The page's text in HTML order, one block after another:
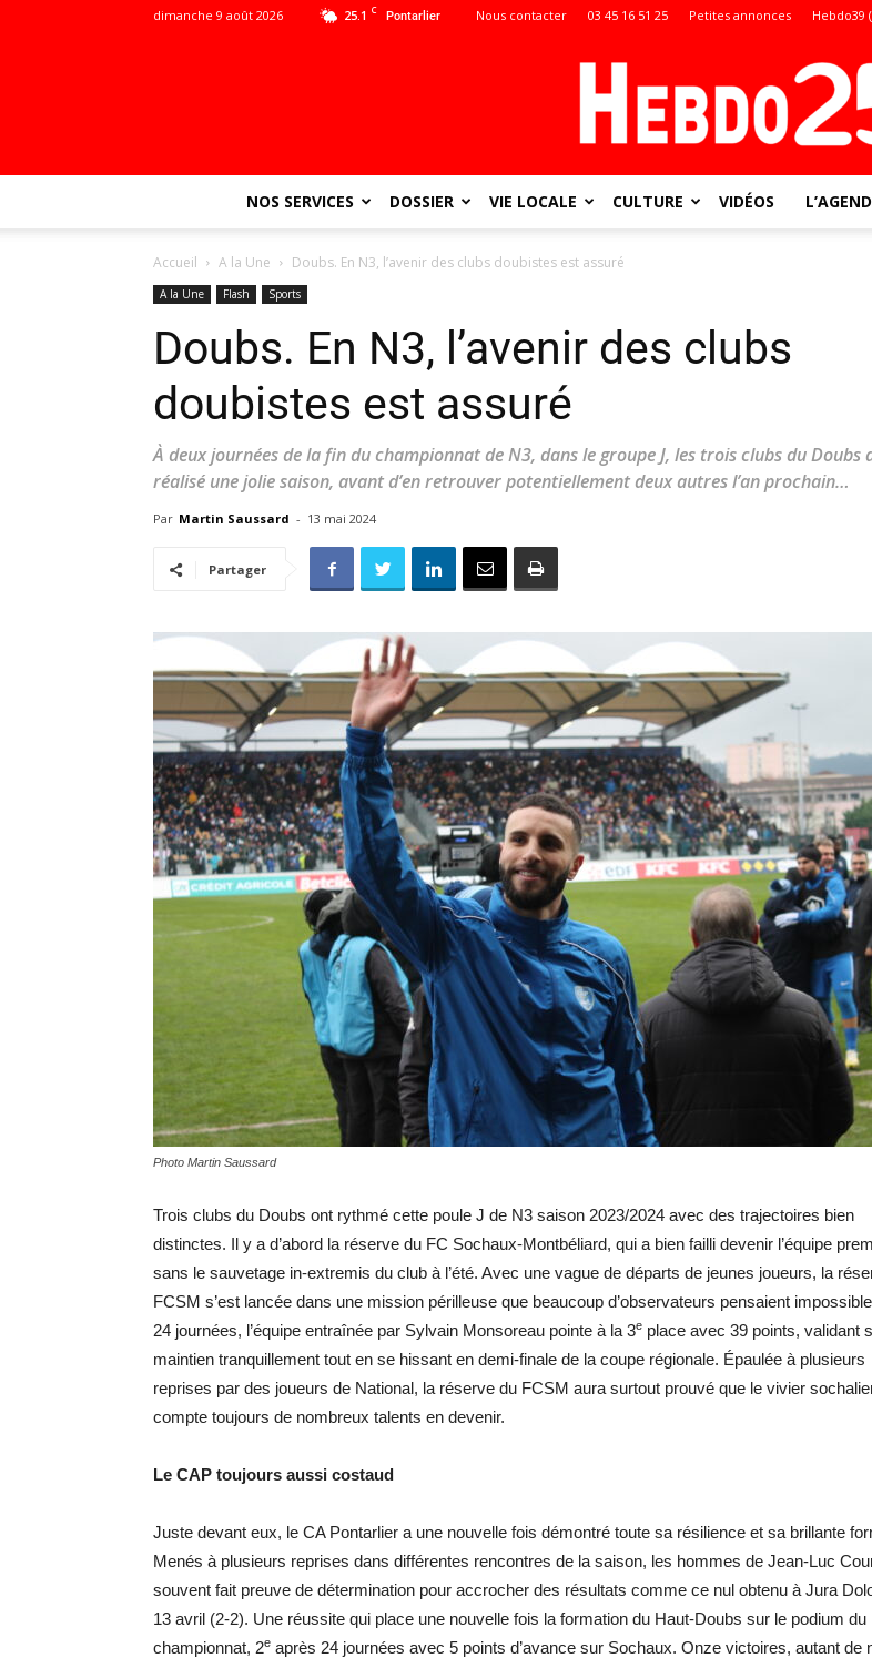
25.1 C Pontarlier
dimanche 9 août 2026 Nous contacter 03 45 16 51 25 Petites annonces Hebdo39
:
locale
–
NOS SERVICES DOSSIER VIE LOCALE CULTURE VIDÉOS
Accueil A la Une Doubs. En N3, l’avenir des clubs doubistes est assuré
A la Une Flash Sports
Doubs. En N3, l’avenir des clubs
doubistes est assuré
À deux journées de la fin du championnat de N3, dans le groupe J, les trois clubs du Doubs
réalisé une jolie saison, avant d’en retrouver potentiellement deux autres l’an prochain…
Par Martin Saussard - 13 mai 2024
Partager
Photo Martin Saussard
Trois clubs du Doubs ont rythmé cette poule J de N3 saison 2023/2024 avec des trajectoires bien
distinctes. Il y a d’abord la réserve du FC Sochaux-Montbéliard, qui a bien failli devenir l’équipe
sans le sauvetage in-extremis du club à l’été. Avec une vague de départs de jeunes joueurs, la
FCSM s’est lancée dans une mission périlleuse que beaucoup d’observateurs pensaient
24 journées, l’équipe entraînée par Sylvain Monsoreau pointe à la 3e place avec 39 points, validant
maintien tranquillement tout en se hissant en demi-finale de la coupe régionale. Épaulée à plusieurs
reprises par des joueurs de National, la réserve du FCSM aura surtout prouvé que le vivier
compte toujours de nombreux talents en devenir.
Le CAP toujours aussi costaud
Juste devant eux, le CA Pontarlier a une nouvelle fois démontré toute sa résilience et sa brillante
Menés à plusieurs reprises dans différentes rencontres de la saison, les hommes de Jean-Luc
souvent fait preuve de détermination pour accrocher des résultats comme ce nul obtenu à Jura
13 avril (2-2). Une réussite qui place une nouvelle fois la formation du Haut-Doubs sur le podium du
championnat, 2e après 24 journées avec 5 points d’avance sur Sochaux. Onze victoires, autant de